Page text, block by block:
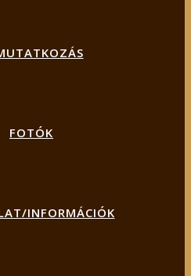
FOTÓK
INFORMÁCIÓK